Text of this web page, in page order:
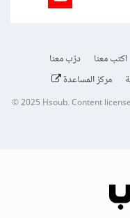
اكتب معنا
درّب معنا
مركز المساعدة
© 2025Hsoub.Content